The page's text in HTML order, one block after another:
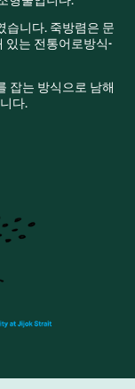
습니다. 죽방렴은 문
있는 전통어로방식-
잡는 방식으로 남해
다.